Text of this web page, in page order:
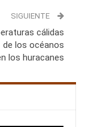
SIGUIENTE
cálidas
de los océanos
los huracanes